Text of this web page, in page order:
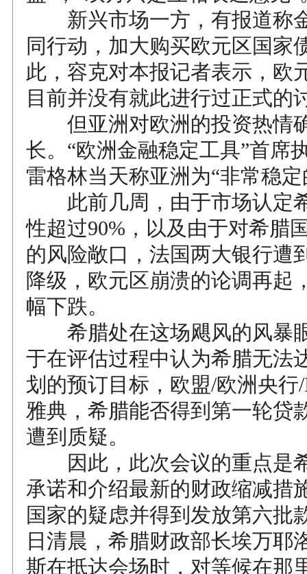
新兴市场一方，有报道称
同行动，加大购买欧元区国家
此，容克对本报记者表示，欧
目前并没有就此进行过正式的
但亚洲对欧洲的投资热情
长。“欧洲金融稳定工具”首席
雷格林当天称亚洲为“非常稳
此前几周，由于市场认定
性超过90%，以及由于对希腊
的风险敞口，法国两大银行遭
降级，欧元区崩溃的论调再起
幅下跌。
希腊处在这场飓风的风暴
于在评估过程中认为希腊无法
划的预订目标，欧盟/欧洲央行
雅典，希腊能否得到第一轮贷
遭到质疑。
因此，此次会议的重点是
承诺和介绍最新的财政缩减措
国家的疑虑并得到发放第六批
日清晨，希腊财政部长埃万耶
斯在抵达会场时，对等候在那